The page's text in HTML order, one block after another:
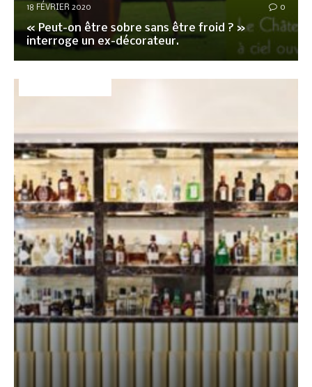
18 FÉVRIER 2020 0
« Peut-on être sobre sans être froid ? »
interroge un ex-décorateur.